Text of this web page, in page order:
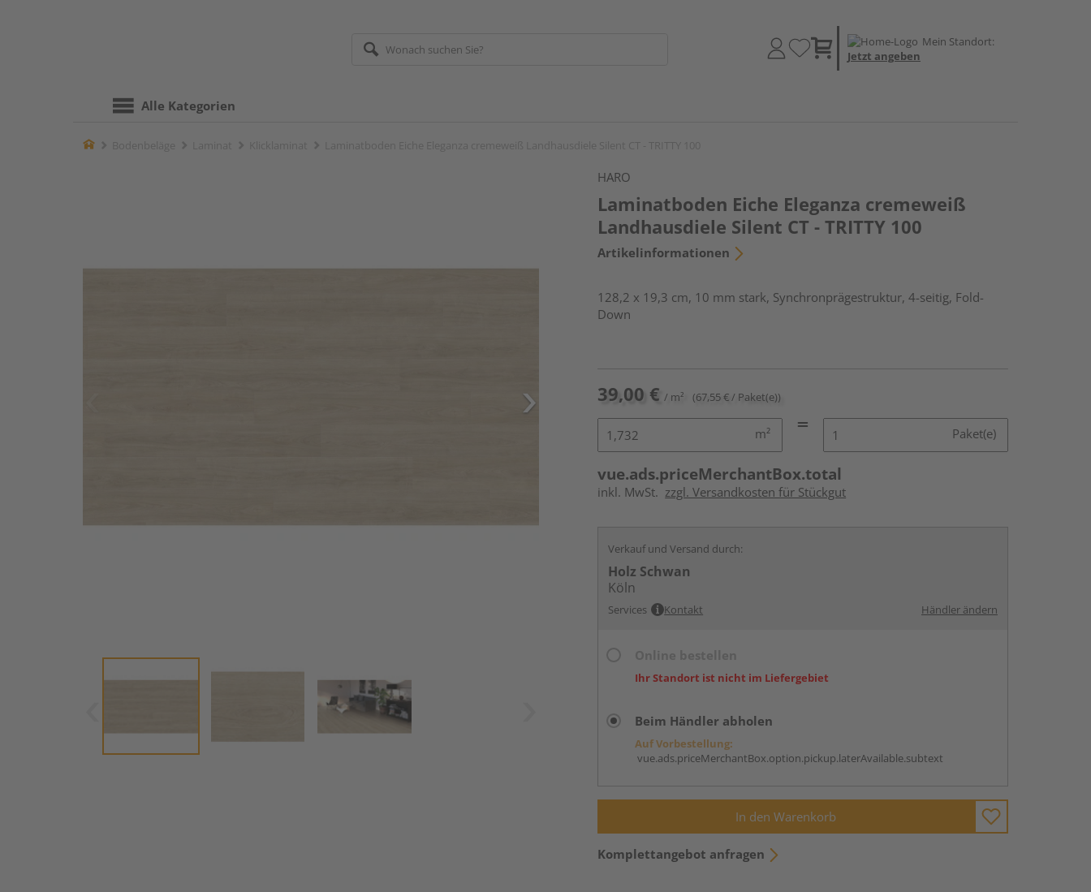
Mein Standort:
Jetzt angeben
Alle Kategorien
Home
HARO
Laminatboden Eiche Eleganza cremeweiß
Landhausdiele Silent CT - TRITTY 100
Artikelinformationen
128,2 x 19,3 cm, 10 mm stark, Synchronprägestruktur, 4-seitig, Fold-
Down
39,00 € / m² (67,55 € / Paket(e))
m² Paket(e)
vue.ads.priceMerchantBox.total
inkl. MwSt. zzgl. Versandkosten für Stückgut
Verkauf und Versand durch:
Holz Schwan
Köln
Services Kontakt Händler ändern
Ihr Standort ist nicht im Liefergebiet
Beim Händler abholen
Auf Vorbestellung:
vue.ads.priceMerchantBox.option.pickup.laterAvailable.subtext
In den Warenkorb
Komplettangebot anfragen